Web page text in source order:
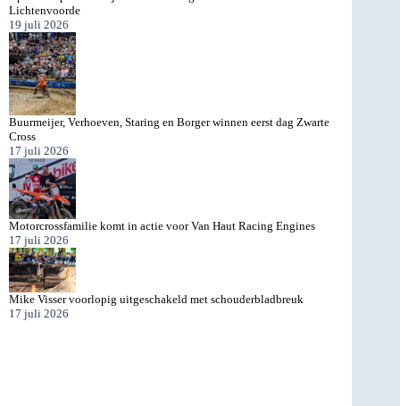
Lichtenvoorde
19 juli 2026
Buurmeijer, Verhoeven, Staring en Borger winnen eerst dag Zwarte
Cross
17 juli 2026
Motorcrossfamilie komt in actie voor Van Haut Racing Engines
17 juli 2026
Mike Visser voorlopig uitgeschakeld met schouderbladbreuk
17 juli 2026